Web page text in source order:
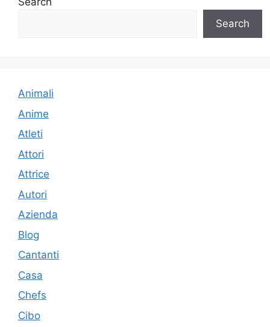
Search
Animali
Anime
Atleti
Attori
Attrice
Autori
Azienda
Blog
Cantanti
Casa
Chefs
Cibo